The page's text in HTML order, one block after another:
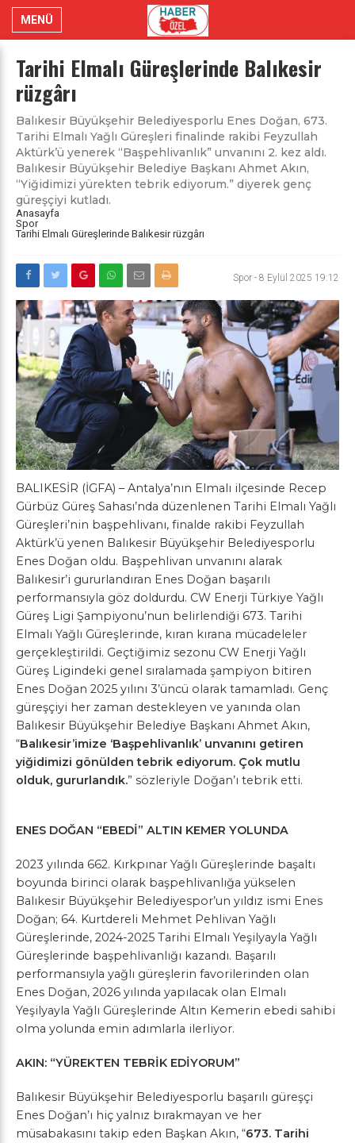
MENÜ
Tarihi Elmalı Güreşlerinde Balıkesir
rüzgârı
Balıkesir Büyükşehir Belediyesporlu Enes Doğan, 673.
Tarihi Elmalı Yağlı Güreşleri finalinde rakibi Feyzullah
Aktürk’ü yenerek “Başpehlivanlık” unvanını 2. kez aldı.
Balıkesir Büyükşehir Belediye Başkanı Ahmet Akın,
“Yiğidimizi yürekten tebrik ediyorum.” diyerek genç
güreşçiyi kutladı.
Anasayfa
Spor
Tarihi Elmalı Güreşlerinde Balıkesir rüzgârı
Spor - 8 Eylül 2025 19:12
BALIKESİR (İGFA) – Antalya’nın Elmalı ilçesinde Recep
Gürbüz Güreş Sahası’nda düzenlenen Tarihi Elmalı Yağlı
Güreşleri’nin başpehlivanı, finalde rakibi Feyzullah
Aktürk’ü yenen Balıkesir Büyükşehir Belediyesporlu
Enes Doğan oldu. Başpehlivan unvanını alarak
Balıkesir’i gururlandıran Enes Doğan başarılı
performansıyla göz doldurdu. CW Enerji Türkiye Yağlı
Güreş Ligi Şampiyonu’nun belirlendiği 673. Tarihi
Elmalı Yağlı Güreşlerinde, kıran kırana mücadeleler
gerçekleştirildi. Geçtiğimiz sezonu CW Enerji Yağlı
Güreş Ligindeki genel sıralamada şampiyon bitiren
Enes Doğan 2025 yılını 3’üncü olarak tamamladı. Genç
güreşçiyi her zaman destekleyen ve yanında olan
Balıkesir Büyükşehir Belediye Başkanı Ahmet Akın,
“Balıkesir’imize ‘Başpehlivanlık’ unvanını getiren
yiğidimizi gönülden tebrik ediyorum. Çok mutlu
olduk, gururlandık.” sözleriyle Doğan’ı tebrik etti.
ENES DOĞAN “EBEDİ” ALTIN KEMER YOLUNDA
2023 yılında 662. Kırkpınar Yağlı Güreşlerinde başaltı
boyunda birinci olarak başpehlivanlığa yükselen
Balıkesir Büyükşehir Belediyespor’un yıldız ismi Enes
Doğan; 64. Kurtdereli Mehmet Pehlivan Yağlı
Güreşlerinde, 2024-2025 Tarihi Elmalı Yeşilyayla Yağlı
Güreşlerinde başpehlivanlığı kazandı. Başarılı
performansıyla yağlı güreşlerin favorilerinden olan
Enes Doğan, 2026 yılında yapılacak olan Elmalı
Yeşilyayla Yağlı Güreşlerinde Altın Kemerin ebedi sahibi
olma yolunda emin adımlarla ilerliyor.
AKIN: “YÜREKTEN TEBRİK EDİYORUM”
Balıkesir Büyükşehir Belediyesporlu başarılı güreşçi
Enes Doğan’ı hiç yalnız bırakmayan ve her
müsabakasını takip eden Başkan Akın, “673. Tarihi